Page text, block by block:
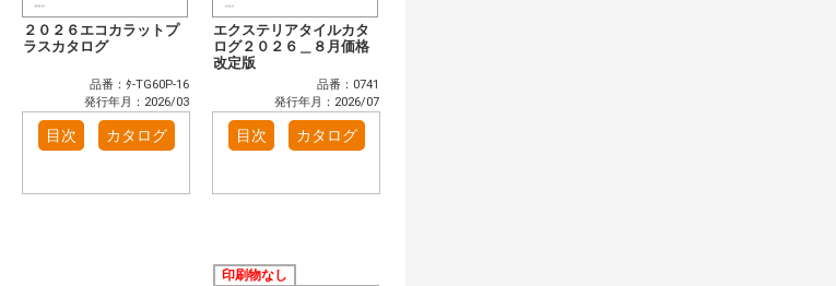
２０２６エコカラットプ
ラスカタログ
品番：ﾀ-TG60P-16
発行年月：2026/03
目次 カタログ
エクステリアタイルカタ
ログ２０２６＿８月価格
改定版
品番：0741
発行年月：2026/07
目次 カタログ
印刷物なし